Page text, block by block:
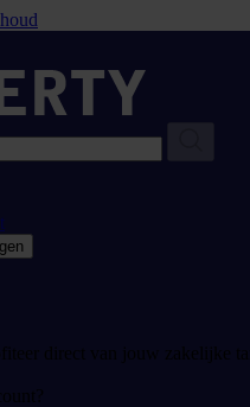
direct van jouw zakelijke